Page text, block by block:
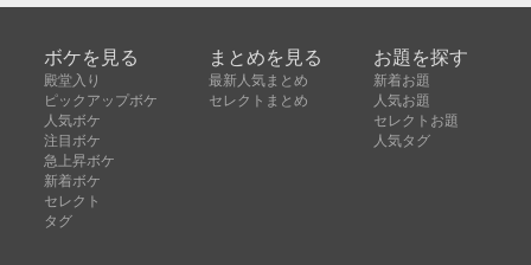
ボケを見る
殿堂入り
ピックアップボケ
人気ボケ
注目ボケ
急上昇ボケ
新着ボケ
セレクト
タグ
まとめを見る
最新人気まとめ
セレクトまとめ
お題を探す
新着お題
人気お題
セレクトお題
人気タグ